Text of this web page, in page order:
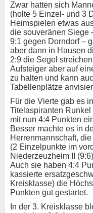
Zwar hatten sich
(holte 5 Einzel- und 3
Heimspielen etwas
die souveränen Siege
9:1 gegen Dorndorf –
aber dann in Hausen
2:9 die Segel
Aufsteiger aber auf
zu halten und kann
Tabellenplätze
Für die Vierte gab es
Titelaspiranten
mit nun 4:4 Punkten
Besser machte es in
Herrenmannschaft,
(2 Einzelpunkte im
Niederzeuzheim II
Auch sie haben 4:4
kassierte
Kreisklasse) die
Punkten gut gestartet.
In der 3. Kreisklasse